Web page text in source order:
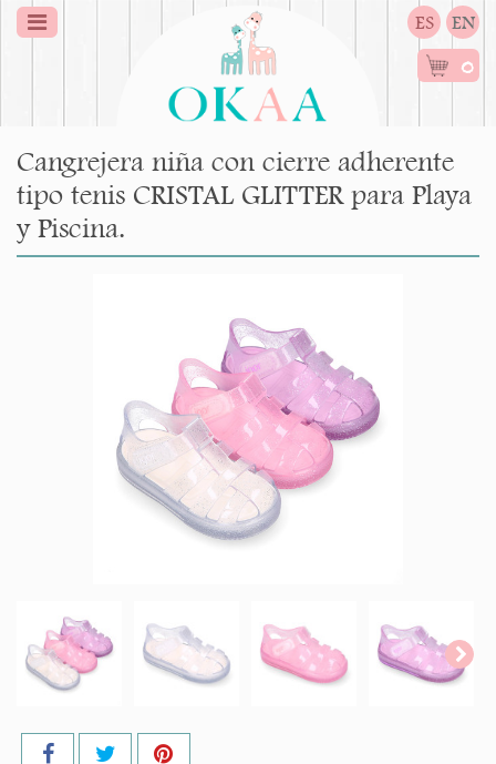
ES EN
0
Cangrejera niña con cierre adherente
tipo tenis CRISTAL GLITTER para Playa
y Piscina.